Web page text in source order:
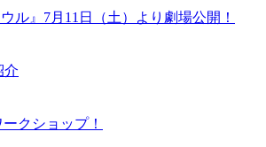
ル』7月11日（土）より劇場公開！
介
クショップ！